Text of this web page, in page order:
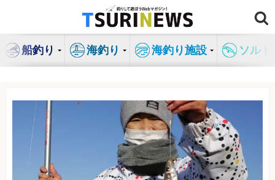
ン
船釣り 海釣り 海釣り施設 ソル